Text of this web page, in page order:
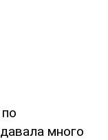
много